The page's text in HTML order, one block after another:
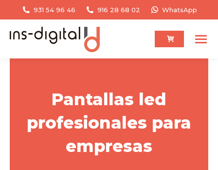
931 54 96 46 916 28 68 02 WhatsApp
Pantallas led
profesionales para
empresas